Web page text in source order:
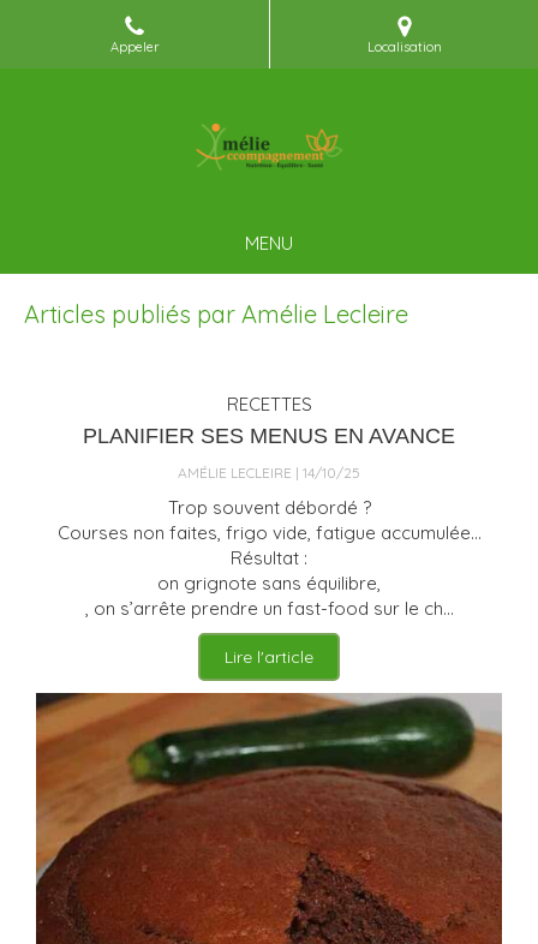
Appeler Localisation
MENU
Articles publiés par Amélie Lecleire
RECETTES
PLANIFIER SES MENUS EN AVANCE
AMÉLIE LECLEIRE 14/10/25
Trop souvent débordé ?
Courses non faites, frigo vide, fatigue accumulée…
Résultat :
on grignote sans équilibre,
, on s’arrête prendre un fast-food sur le ch...
Lire l'article